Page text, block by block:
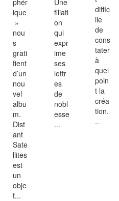
ique
»
nou
s
grati
fient
d’un
nou
vel
albu
m.
Dist
ant
Sate
llites
est
un
obje
t...
filiati
on
qui
expr
ime
ses
lettr
es
de
nobl
esse
...
diffic
ile
de
cons
tater
à
quel
poin
t la
créa
tion.
..